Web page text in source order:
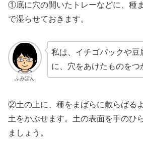
①底に穴の開いたトレーなどに、種
で湿らせておきます。
ふみぽん
私は、イチゴパックや豆
に、穴をあけたものをつ
②土の上に、種をまばらに散らばる
土をかぶせます。土の表面を手のひ
ましょう。